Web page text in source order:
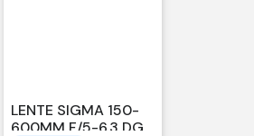
LENTE SIGMA 150-
600MM F/5-6.3 DG